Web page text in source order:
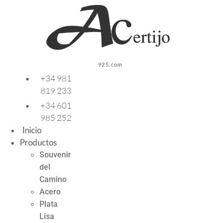
925.com
+34 981
819 233
+34 601
985 252
Inicio
Productos
Souvenir
del
Camino
Acero
Plata
Lisa